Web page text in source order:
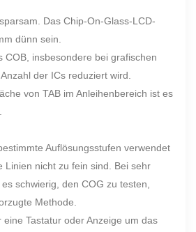
Das Chip-On-Glass-LCD-
dünn sein.
COB, insbesondere bei grafischen
der ICs reduziert wird.
von TAB im Anleihenbereich ist es
Auflösungsstufen verwendet
Linien nicht zu fein sind. Bei sehr
schwierig, den COG zu testen,
Methode.
Tastatur oder Anzeige um das